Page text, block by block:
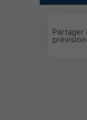
Partager